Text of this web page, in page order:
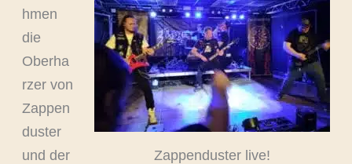
Zappenduster live!
hmen
die
Oberha
rzer von
Zappen
duster
und der